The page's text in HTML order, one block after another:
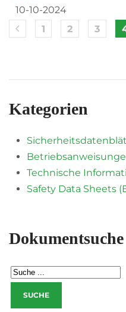
10-10-2024
1 2 3
Kategorien
Technische
Safety Data Sheets
Dokumentsuche